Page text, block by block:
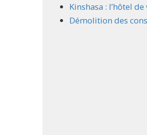
Kinshasa : l’hôtel
Démolition des